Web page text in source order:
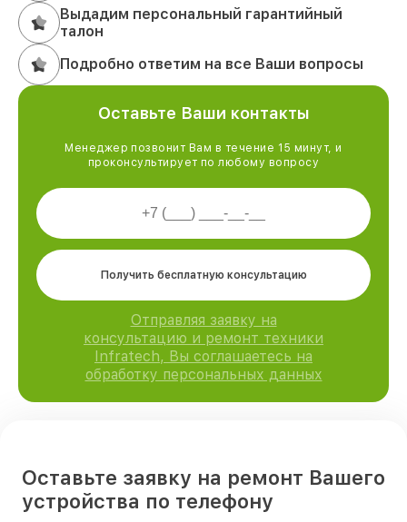
Выдадим персональный гарантийный
талон
Подробно ответим на все Ваши вопросы
Оставьте Ваши контакты
Менеджер позвонит Вам в течение 15 минут, и
проконсультирует по любому вопросу
Получить бесплатную консультацию
Отправляя заявку на
консультацию и ремонт техники
Infratech, Вы соглашаетесь на
обработку персональных данных
Оставьте заявку на ремонт Вашего
устройства по телефону